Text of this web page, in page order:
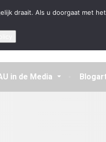
in de Media
draait. Als u doorgaat met